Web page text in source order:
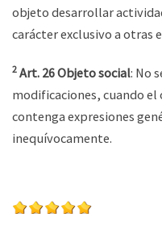
objeto desarrollar
carácter exclusivo a otras
2 Art. 26 Objeto social: No
modificaciones, cuando
contenga expresiones
inequívocamente.